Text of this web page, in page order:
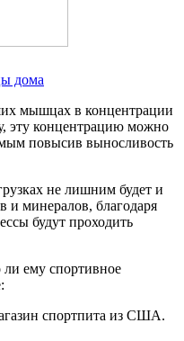
дома
мышцах в концентрации
эту концентрацию можно
повысив выносливость
не лишним будет и
и минералов, благодаря
будут проходить
ли ему спортивное
спортпита из США.